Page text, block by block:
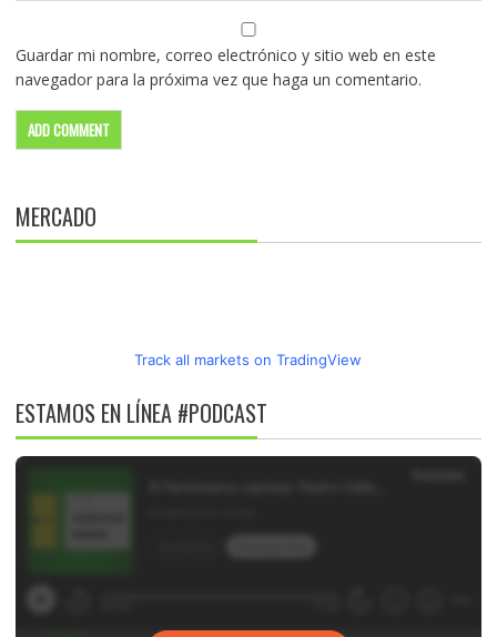
Guardar mi nombre, correo electrónico y sitio web en este
navegador para la próxima vez que haga un comentario.
MERCADO
Track all markets on TradingView
ESTAMOS EN LÍNEA #PODCAST